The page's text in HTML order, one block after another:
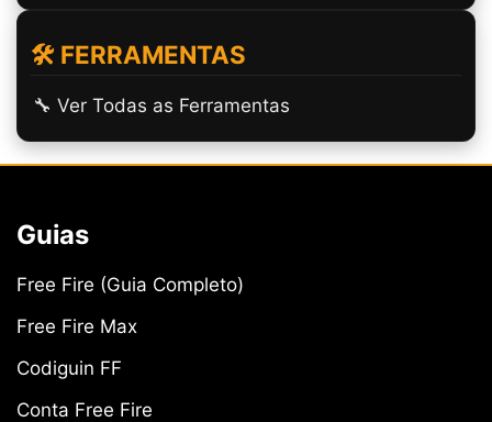
🛠️ FERRAMENTAS
🔧 Ver Todas as Ferramentas
Guias
Free Fire (Guia Completo)
Free Fire Max
Codiguin FF
Conta Free Fire